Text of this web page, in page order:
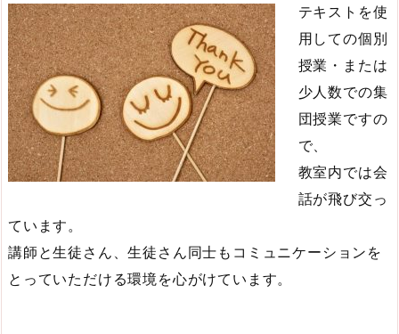
テキストを使
用しての個別
授業・または
少人数での集
団授業ですの
で、
教室内では会
話が飛び交っ
ています。
講師と生徒さん、生徒さん同士もコミュニケーションを
とっていただける環境を心がけています。